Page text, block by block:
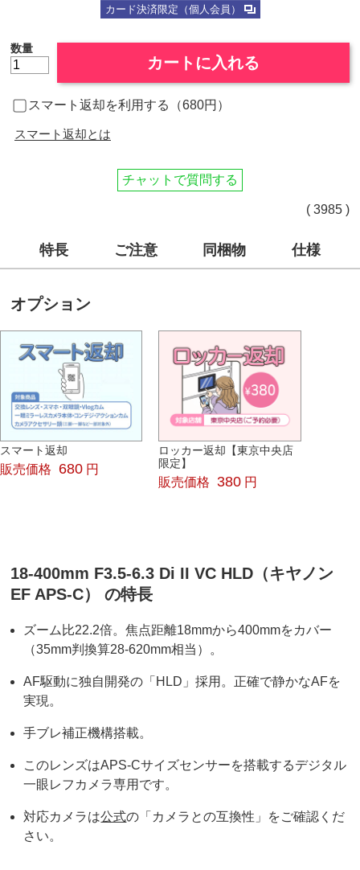
カード決済限定（個人会員）
数量
カートに入れる
スマート返却を利用する（680円）
スマート返却とは
チャットで質問する
( 3985 )
特長 ご注意 同梱物 仕様
オプション
スマート返却
販売価格 680 円
ロッカー返却【東京中央店
限定】
販売価格 380 円
18-400mm F3.5-6.3 Di II VC HLD（キヤノン
EF APS-C） の特長
ズーム比22.2倍。焦点距離18mmから400mmをカバー
（35mm判換算28-620mm相当）。
AF駆動に独自開発の「HLD」採用。正確で静かなAFを
実現。
手ブレ補正機構搭載。
このレンズはAPS-Cサイズセンサーを搭載するデジタル
一眼レフカメラ専用です。
対応カメラは公式の「カメラとの互換性」をご確認くだ
さい。